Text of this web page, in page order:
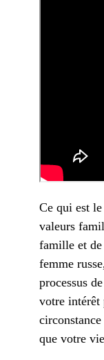
Ce qui est
valeurs
famille et de
femme
processus
votre intérêt
que votre